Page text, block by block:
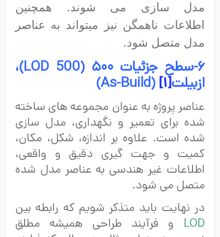
مدل سازی می شوند. همچنین
اطلاعات ناهمگن نیز میتواند به عناصر
مدل متصل شود.
۶-سطح جزئیات ۵۰۰ ( LOD 500)،
ازبیلت[۱] (
As-Build
)
عناصر پروژه به عنوان مجموعه های ساخته
شده برای تعمیر و نگهداری، مدل سازی
شده است. علاوه بر اندازه، شکل، مکان،
کمیت و جهت گیری دقیق و واقعی،
اطلاعات غیر هندسی به عناصر مدل شده
متصل می شود.
در نهایت باید متذکر شویم که رابطه بین
LODو فرآیند طراحی همیشه مطلق